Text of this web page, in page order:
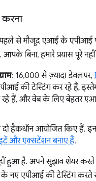
से मौजूद एआई के एपीआई
बिना, हमारे प्रयास पूरे
: 16,000 से ज़्यादा डेवलपर,
की टेस्टिंग कर रहे हैं,
रहे हैं, और वेब के लिए बेहतर
दो हैकथॉन आयोजित किए हैं.
और एक्सटेंशन बनाए हैं.
हुआ है. अपने सुझाव शेयर करते
नए एपीआई की टेस्टिंग करते